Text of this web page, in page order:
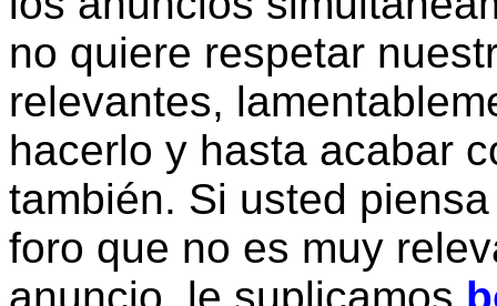
no quiere respetar
relevantes,
hacerlo y hasta acabar
también. Si usted
foro que no es muy